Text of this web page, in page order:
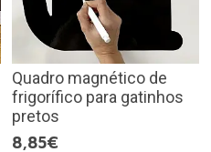
Quadro magnético de
frigorífico para gatinhos
pretos
8,85€